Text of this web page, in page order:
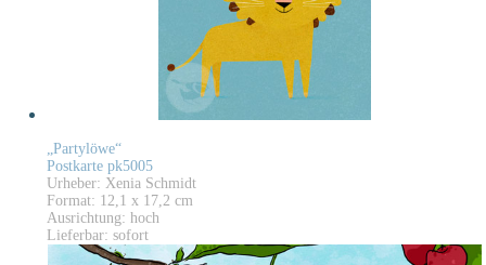
„Partylöwe“
Postkarte pk5005
Urheber: Xenia Schmidt
Format: 12,1 x 17,2 cm
Ausrichtung: hoch
Lieferbar: sofort